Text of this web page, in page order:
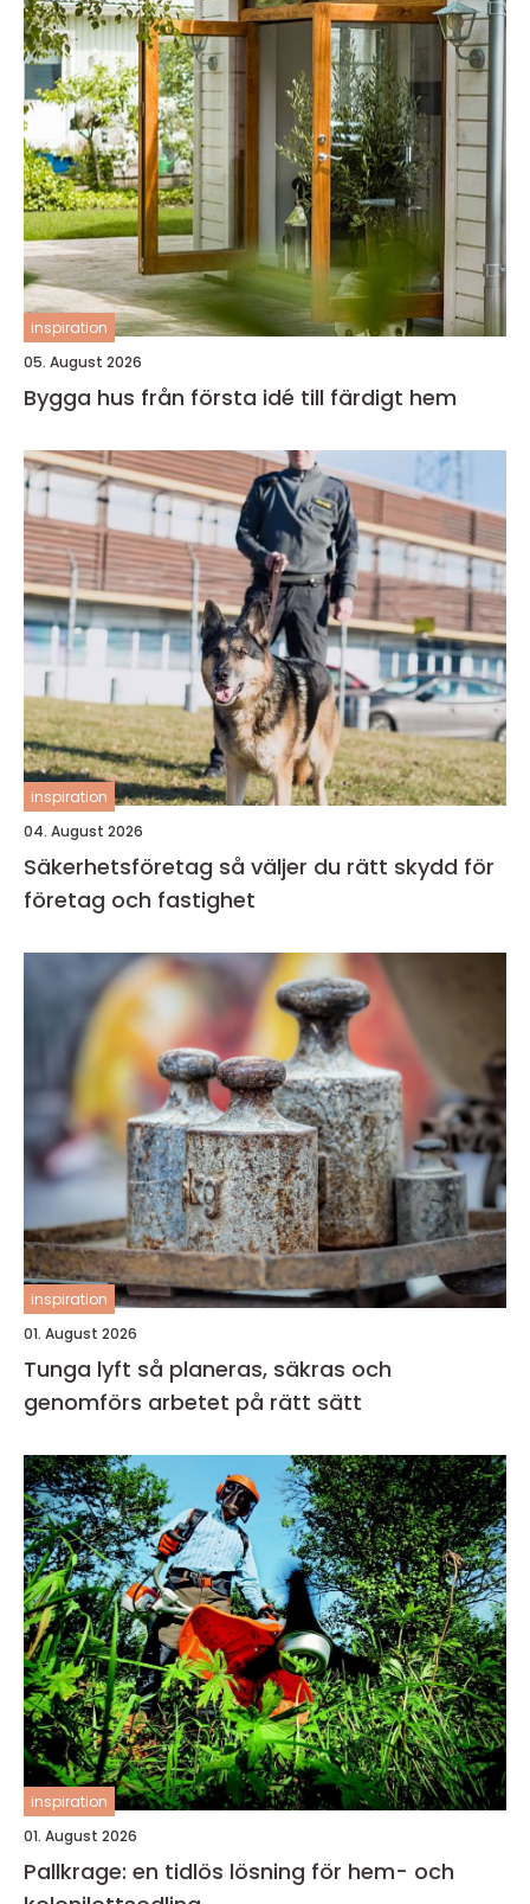
inspiration
05. August 2026
Bygga hus från första idé till färdigt hem
inspiration
04. August 2026
Säkerhetsföretag så väljer du rätt skydd för
företag och fastighet
inspiration
01. August 2026
Tunga lyft så planeras, säkras och
genomförs arbetet på rätt sätt
inspiration
01. August 2026
Pallkrage: en tidlös lösning för hem- och